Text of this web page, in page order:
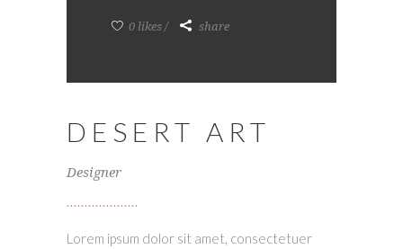
0 likes share
DESERT ART
Designer
Lorem ipsum dolor sit amet, consectetuer